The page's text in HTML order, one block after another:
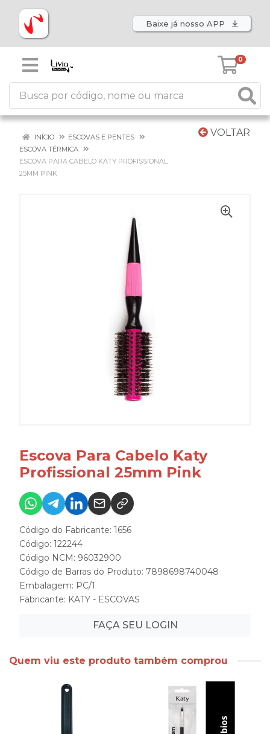
Baixe já nosso APP
0
VOLTAR
INÍCIO
ESCOVAS E PENTES
ESCOVA TÉRMICA
ESCOVA PARA CABELO KATY PROFISSIONAL
25MM PINK
Escova Para Cabelo Katy
Profissional 25mm Pink
Código do Fabricante: 1656
Código: 122244
Código NCM: 96032900
Código de Barras do Produto: 7898698740048
Embalagem: PC/1
Fabricante: KATY - ESCOVAS
FAÇA SEU LOGIN
Quem viu este produto também comprou